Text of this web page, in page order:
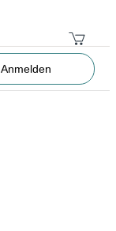
Anmelden